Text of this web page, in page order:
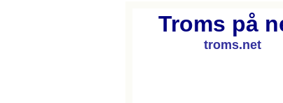
Troms på
troms.net